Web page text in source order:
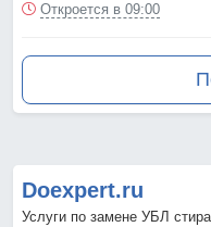
Откроется в 09:00
Doexpert.ru
Услуги по замене УБЛ